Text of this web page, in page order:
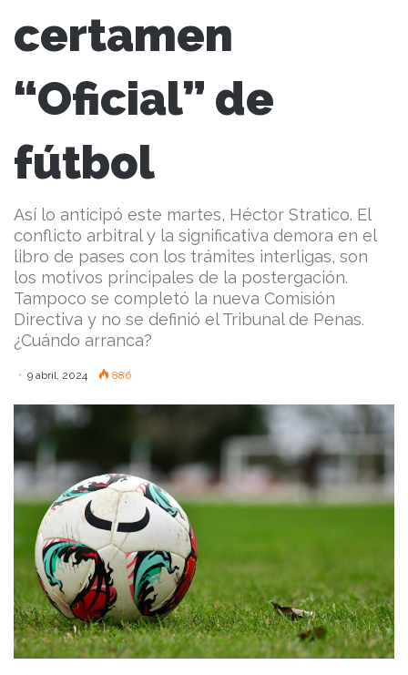
certamen
“Oficial” de
fútbol
Así lo anticipó este martes, Héctor Stratico. El
conflicto arbitral y la significativa demora en el
libro de pases con los trámites interligas, son
los motivos principales de la postergación.
Tampoco se completó la nueva Comisión
Directiva y no se definió el Tribunal de Penas.
¿Cuándo arranca?
9 abril, 2024 886